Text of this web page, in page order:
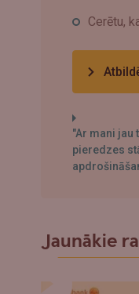
Cerētu,
"Ar mani jau
pieredzes
Jaunākie